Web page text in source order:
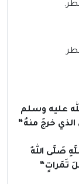
عليه وسلم
الذي خرجَ منهُ“
صَلَّى اللهُ
تَمَراتٍ“